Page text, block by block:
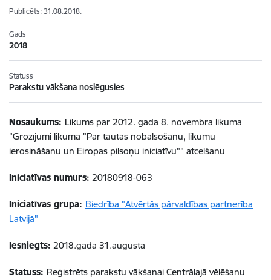
Publicēts: 31.08.2018.
Gads
2018
Statuss
Parakstu vākšana noslēgusies
Nosaukums: Likums par 2012. gada 8. novembra likuma
"Grozījumi likumā "Par tautas nobalsošanu, likumu
ierosināšanu un Eiropas pilsoņu iniciatīvu"" atcelšanu
Iniciatīvas numurs: 20180918-063
Iniciatīvas grupa: Biedrība "Atvērtās pārvaldības partnerība
Latvijā"
Iesniegts: 2018.gada 31.augustā
Statuss: Reģistrēts parakstu vākšanai Centrālajā vēlēšanu